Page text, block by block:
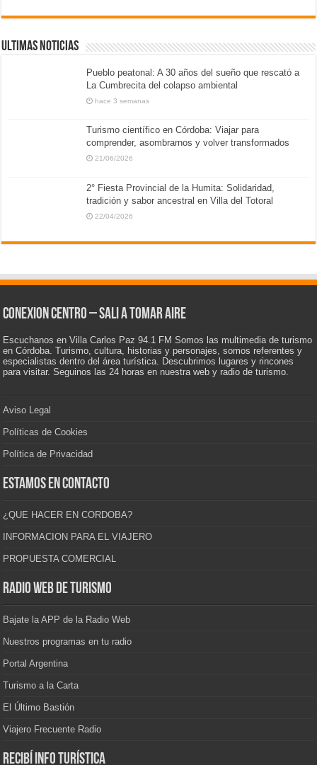
ULTIMAS NOTICIAS
Pueblo peatonal: A 30 años del sueño que rescató a
La Cumbrecita del colapso ambiental
hace 3 semanas
Turismo científico en Córdoba: Viajar para
comprender, asombrarnos y volver transformados
21/06/2026
2° Fiesta Provincial de la Humita: Solidaridad,
tradición y sabor ancestral en Villa del Totoral
22/04/2026
CONEXION CENTRO – Sali a tomar aire
Escuchanos en Villa Carlos Paz 94.1 FM Somos las multimedia de turismo
en Córdoba. Turismo, cultura, historias y personajes, somos referentes y
especialistas dentro del área turística. Descubrimos lugares y rincones
para visitar. Seguinos las 24 horas en nuestra web y radio de turismo.
Aviso Legal
Políticas de Cookies
Política de Privacidad
Estamos en contacto
¿QUE HACER EN CORDOBA?
INFORMACION PARA EL VIAJERO
PROPUESTA COMERCIAL
Radio Web de Turismo
Bajate la APP de la Radio Web
Nuestros programas en tu radio
Portal Argentina
Turismo a la Carta
El Último Bastión
Viajero Frecuente Radio
Recibí info turística